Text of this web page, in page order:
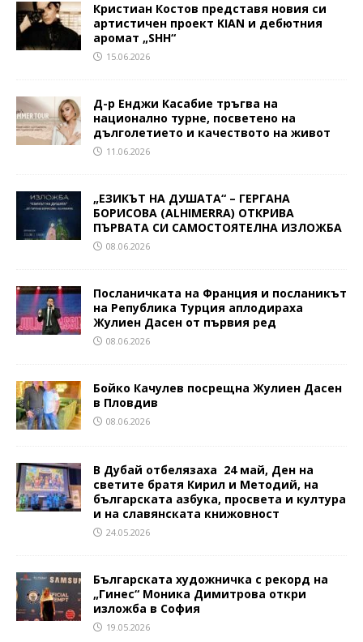
Кристиан Костов представя новия си
артистичен проект KIAN и дебютния
аромат „SHH“
15.06.2026
Д-р Енджи Касабие тръгва на
национално турне, посветено на
дълголетието и качеството на живот
11.06.2026
„ЕЗИКЪТ НА ДУШАТА“ – ГЕРГАНА
БОРИСОВА (ALHIMERRA) ОТКРИВА
ПЪРВАТА СИ САМОСТОЯТЕЛНА ИЗЛОЖБА
08.06.2026
Посланичката на Франция и посланикът
на Република Турция аплодираха
Жулиен Дасен от първия ред
08.06.2026
Бойко Качулев посрещна Жулиен Дасен
в Пловдив
08.06.2026
В Дубай отбелязаха 24 май, Ден на
светите братя Кирил и Методий, на
българската азбука, просвета и култура
и на славянската книжовност
24.05.2026
Българската художничка с рекорд на
„Гинес“ Моника Димитрова откри
изложба в София
19.05.2026